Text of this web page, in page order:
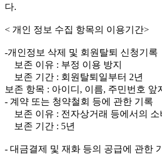
다.
< 개인 정보 수집 항목의 이용기간>
-개인정보 삭제 및 회원탈퇴 신청기록
보존 이유 : 부정 이용 방지
보존 기간 : 회원탈퇴일부터 2년
보존 항목 : 아이디, 이름, 주민번호 앞
- 계약 또는 청약철회 등에 관한 기록
보존 이유 : 전자상거래 등에서의 소
보존 기간 : 5년
- 대금결제 및 재화 등의 공급에 관한